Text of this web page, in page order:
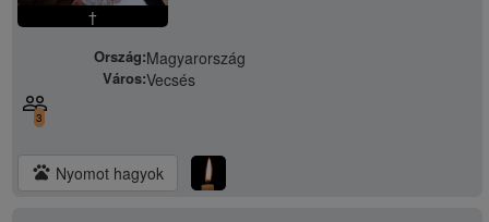
†
Ország:Magyarország
Város:Vecsés
people_outline
3
pets Nyomot hagyok